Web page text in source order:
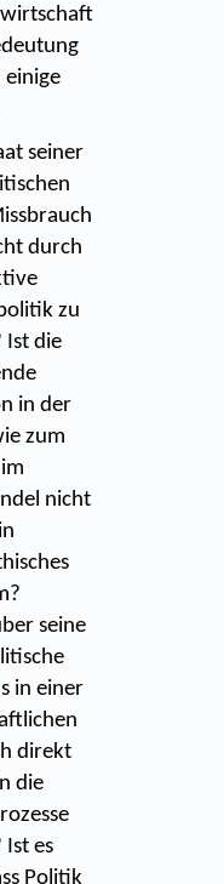
einige
seiner
durch
zu
Ist die
in der
zum
nicht
seine
in einer
direkt
die
es
Politik